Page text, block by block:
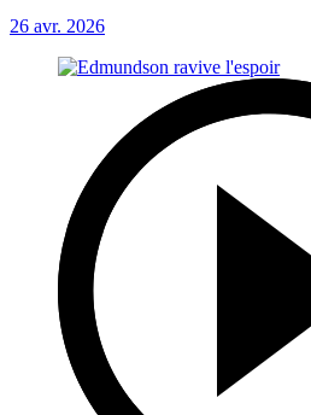
26 avr. 2026